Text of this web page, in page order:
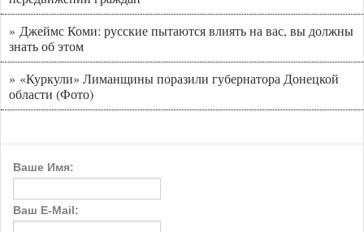
» Джеймс Коми: русские пытаются влиять на вас, вы должны
знать об этом
» «Куркули» Лиманщины поразили губернатора Донецкой
области (Фото)
Ваше Имя:
Ваш E-Mail: